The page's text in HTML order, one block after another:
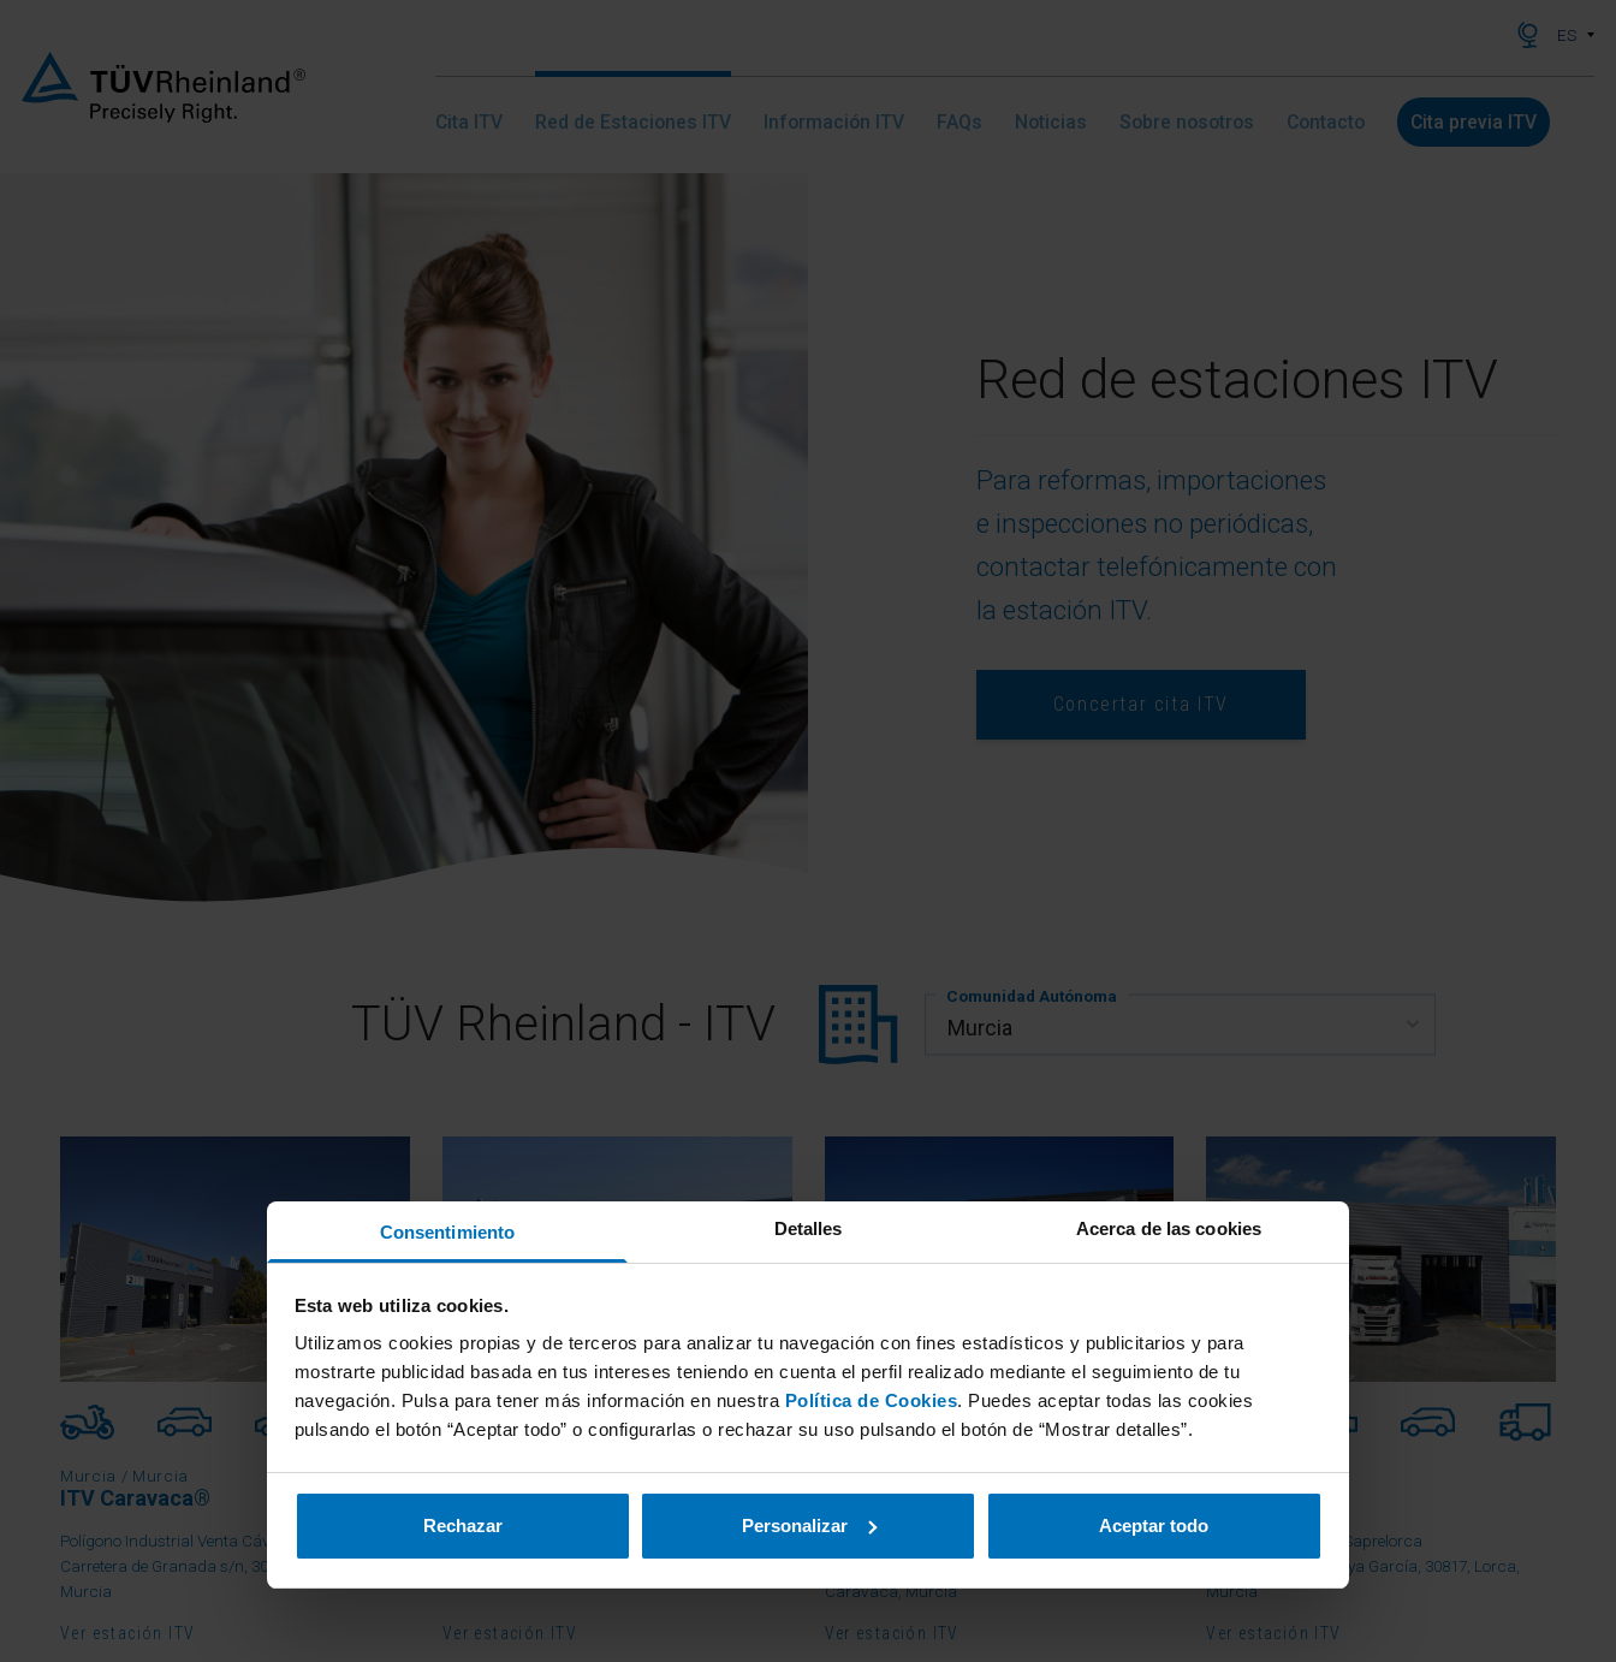
Consentimiento Detalles Acerca de las cookies
Esta web utiliza cookies.
Utilizamos cookies propias y de terceros para analizar tu navegación con fines estadísticos y publicitarios y para
mostrarte publicidad basada en tus intereses teniendo en cuenta el perfil realizado mediante el seguimiento de tu
navegación. Pulsa para tener más información en nuestra Política de Cookies. Puedes aceptar todas las cookies
pulsando el botón “Aceptar todo” o configurarlas o rechazar su uso pulsando el botón de “Mostrar detalles”.
Rechazar Personalizar Aceptar todo
ES
Cita ITV Red de Estaciones ITV Información ITV FAQs Noticias Sobre nosotros Contacto Cita previa ITV
Red de estaciones ITV
Para reformas, importaciones
e inspecciones no periódicas,
contactar telefónicamente con
la estación ITV.
Concertar cita ITV
TÜV Rheinland - ITV Comunidad Autónoma
Murcia / Murcia
ITV Caravaca®
Polígono Industrial Venta Cávila
Carretera de Granada s/n, 30400, Caravaca,
Murcia
Ver estación ITV
Murcia / Murcia
ITV Cartagena®
Ver estación ITV
Murcia / Murcia
ITV La Cayetana ®
Carretera de Murcia km 60,8
Caravaca, Murcia
Ver estación ITV
Murcia / Murcia
ITV Lorca®
Polígono Industrial Saprelorca
Avenida José Montoya García, 30817, Lorca,
Murcia
Ver estación ITV